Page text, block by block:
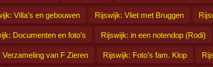
Villa’s en gebouwen Rijswijk: Vliet met Bruggen
Documenten en foto’s Rijswijk: in een notendop (Rodi)
Verzameling van F Zieren Rijswijk: Foto’s fam. Klop